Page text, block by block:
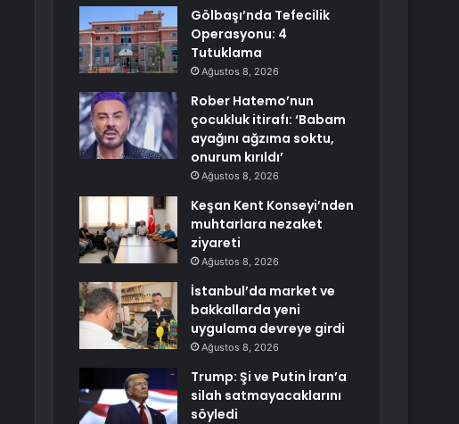
Gölbaşı’nda Tefecilik
Operasyonu: 4
Tutuklama
Ağustos 8, 2026
Rober Hatemo’nun
çocukluk itirafı: ‘Babam
ayağını ağzıma soktu,
onurum kırıldı’
Ağustos 8, 2026
Keşan Kent Konseyi’nden
muhtarlara nezaket
ziyareti
Ağustos 8, 2026
İstanbul’da market ve
bakkallarda yeni
uygulama devreye girdi
Ağustos 8, 2026
Trump: Şi ve Putin İran’a
silah satmayacaklarını
söyledi